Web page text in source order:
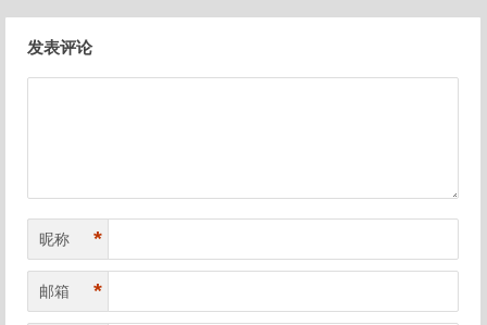
发表评论
昵称 *
邮箱 *